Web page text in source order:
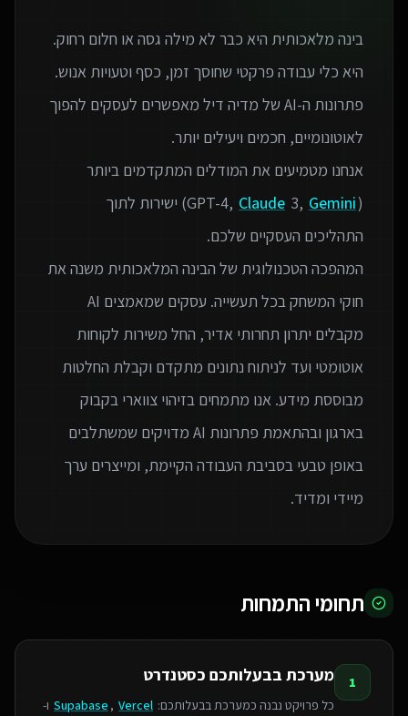
בינה מלאכותית היא כבר לא מילה גסה או חלום רחוק.
פתרונות ה-AI של מדיה דיל מאפשרים לעסקים להפוך
אנחנו מטמיעים את המודלים המתקדמים ביותר
(GPT-4,
Claude 3, Gemini
) ישירות לתוך
המהפכה הטכנולוגית של הבינה המלאכותית משנה את
חוקי המשחק בכל תעשייה. עסקים שמאמצים AI
מקבלים יתרון תחרותי אדיר, החל משירות לקוחות
אוטומטי ועד לניתוח נתונים מתקדם וקבלת החלטות
מבוססת מידע. אנו מתמחים בזיהוי צווארי בקבוק
בארגון ובהתאמת פתרונות AI מדויקים שמשתלבים
באופן טבעי בסביבת העבודה הקיימת, ומייצרים ערך
מיידי ומדיד.
תחומי התמחות
1 מערכת בבעלותכם כסטנדרט
כל פרויקט נבנה כמערכת בבעלותכם: Supabase , Vercel
ו-